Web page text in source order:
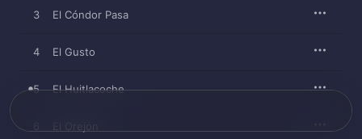
3 El Cóndor Pasa
4 El Gusto
5 El Huitlacoche
El Orejón